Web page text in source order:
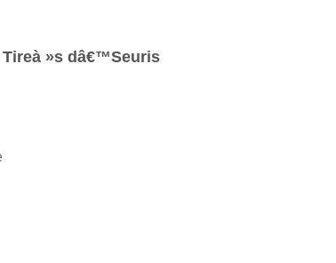
Tireà »s dâ€™Seuris